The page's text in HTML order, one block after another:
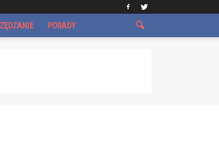
PORADY